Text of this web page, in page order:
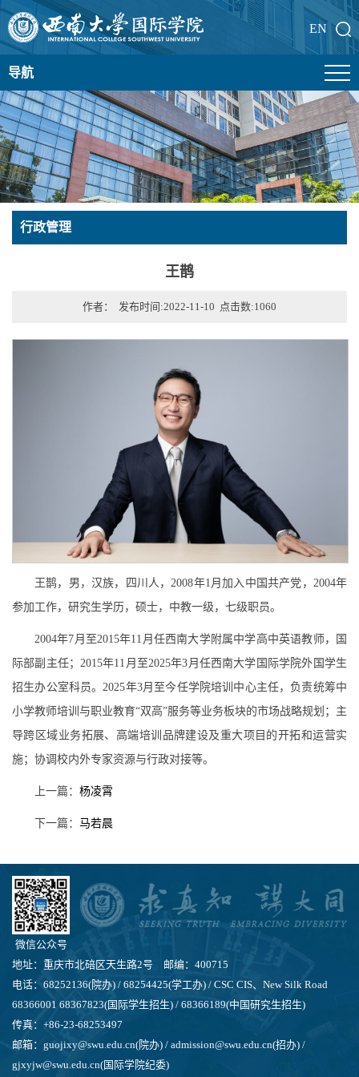
EN
导航
行政管理
王鹊
作者： 发布时间:2022-11-10 点击数:1060
王鹊，男，汉族，四川人，2008年1月加入中国共产党，2004年
参加工作，研究生学历，硕士，中教一级，七级职员。
2004年7月至2015年11月任西南大学附属中学高中英语教师，国
际部副主任；2015年11月至2025年3月任西南大学国际学院外国学生
招生办公室科员。2025年3月至今任学院培训中心主任，负责统筹中
小学教师培训与职业教育“双高”服务等业务板块的市场战略规划；主
导跨区域业务拓展、高端培训品牌建设及重大项目的开拓和运营实
施；协调校内外专家资源与行政对接等。
上一篇： 杨凌霄
下一篇： 马若晨
微信公众号
地址：重庆市北碚区天生路2号 邮编：400715
电话：68252136(院办) / 68254425(学工办) / CSC CIS、New Silk Road
68366001 68367823(国际学生招生) / 68366189(中国研究生招生)
传真：+86-23-68253497
邮箱：guojixy@swu.edu.cn(院办) / admission@swu.edu.cn(招办) /
gjxyjw@swu.edu.cn(国际学院纪委)